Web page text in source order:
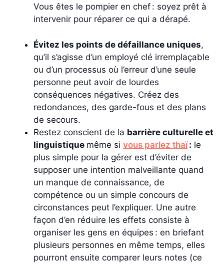
Vous êtes le pompier en chef : soyez prêt à
intervenir pour réparer ce qui a dérapé.
Évitez les points de défaillance uniques,
qu’il s’agisse d’un employé clé irremplaçable
ou d’un processus où l’erreur d’une seule
personne peut avoir de lourdes
conséquences négatives. Créez des
redondances, des garde-fous et des plans
de secours.
Restez conscient de la barrière culturelle et
linguistique même si vous parlez thaï: le
plus simple pour la gérer est d’éviter de
supposer une intention malveillante quand
un manque de connaissance, de
compétence ou un simple concours de
circonstances peut l’expliquer. Une autre
façon d’en réduire les effets consiste à
organiser les gens en équipes : en briefant
plusieurs personnes en même temps, elles
pourront ensuite comparer leurs notes (ce